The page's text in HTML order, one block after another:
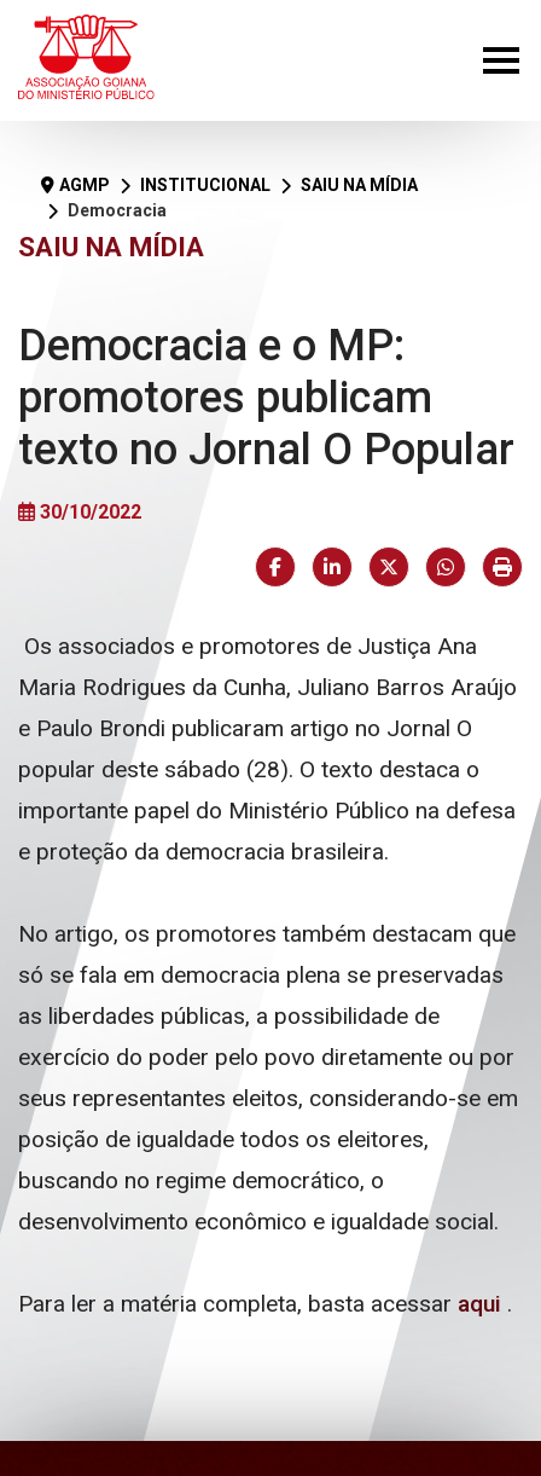
SAIU NA MÍDIA
AGMP INSTITUCIONAL
SAIU NA MÍDIA
Democracia e o MP: promotores publicam texto no Jornal O Popular
Democracia e o MP:
promotores publicam
texto no Jornal O Popular
30/10/2022
FacebookLinkedInX (formerly
Os associados e promotores de Justiça Ana
Maria Rodrigues da Cunha, Juliano Barros Araújo
e Paulo Brondi publicaram artigo no Jornal O
popular deste sábado (28). O texto destaca o
importante papel do Ministério Público na defesa
e proteção da democracia brasileira.
No artigo, os promotores também destacam que
só se fala em democracia plena se preservadas
as liberdades públicas, a possibilidade de
exercício do poder pelo povo diretamente ou por
seus representantes eleitos, considerando-se em
posição de igualdade todos os eleitores,
buscando no regime democrático, o
desenvolvimento econômico e igualdade social.
Para ler a matéria completa, basta acessar aqui .